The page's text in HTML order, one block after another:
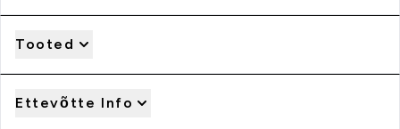
Tooted
Ettevõtte Info